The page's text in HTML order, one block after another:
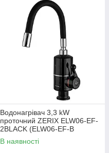
Водонагрівач 3,3 kW
проточний ZERIX ELW06-EF-
2BLACK (ELW06-EF-B
BLACK) з індик. темп.,
рефлекторний вилив, на
В наявності